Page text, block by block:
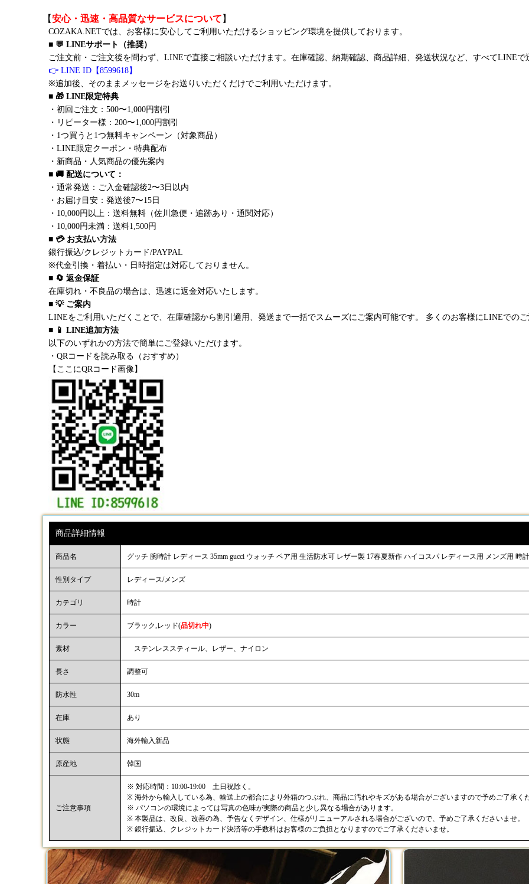
【安心・迅速・高品質なサービスについて 】
COZAKA.NETでは、お客様に安心してご利用いただけるショッピング環境を提供しております。
■ 💬 LINEサポート（推奨）
ご注文前・ご注文後を問わず、LINEで直接ご相談いただけます。在庫確認、納期確認、商品詳細、発送状況など、すべてLINEで
👉 LINE ID【8599618】
※追加後、そのままメッセージをお送りいただくだけでご利用いただけます。
■ 🎁 LINE限定特典
・初回ご注文：500〜1,000円割引
・リピーター様：200〜1,000円割引
・1つ買うと1つ無料キャンペーン（対象商品）
・LINE限定クーポン・特典配布
・新商品・人気商品の優先案内
■ 🚚 配送について：
・通常発送：ご入金確認後2〜3日以内
・お届け目安：発送後7〜15日
・10,000円以上：送料無料（佐川急便・追跡あり・通関対応）
・10,000円未満：送料1,500円
■ 💳 お支払い方法
銀行振込/クレジットカード/PAYPAL
※代金引換・着払い・日時指定は対応しておりません。
■ 🔄 返金保証
在庫切れ・不良品の場合は、迅速に返金対応いたします。
■ 💡 ご案内
LINEをご利用いただくことで、在庫確認から割引適用、発送まで一括でスムーズにご案内可能です。 多くのお客様にLINEでの
■ 📱 LINE追加方法
以下のいずれかの方法で簡単にご登録いただけます。
・QRコードを読み取る（おすすめ）
【ここにQRコード画像】
商品詳細情報
商品名 グッチ 腕時計 レディース 35mm gucci ウォッチ ペア用 生活防水可 レザー製 17春夏新作 ハイコスパ レディース用 メンズ用 時計
性別タイプ レディース/メンズ
カテゴリ 時計
カラー ブラック,レッド(品切れ中)
素材 ステンレススティール、レザー、ナイロン
長さ 調整可
防水性 30m
在庫 あり
状態 海外輸入新品
原産地 韓国
ご注意事項
※ 対応時間：10:00-19:00 土日祝除く。
※ 海外から輸入している為、輸送上の都合により外箱のつぶれ、商品に汚れやキズがある場合がございますので予めご了承く
※ パソコンの環境によっては写真の色味が実際の商品と少し異なる場合があります。
※ 本製品は、改良、改善の為、予告なくデザイン、仕様がリニューアルされる場合がございので、予めご了承くださいませ。
※ 銀行振込、クレジットカード決済等の手数料はお客様のご負担となりますのでご了承くださいませ。